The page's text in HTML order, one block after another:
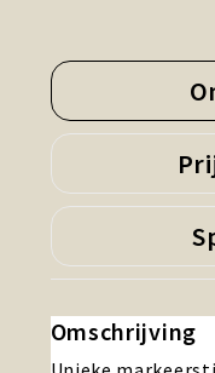
Omschrijving